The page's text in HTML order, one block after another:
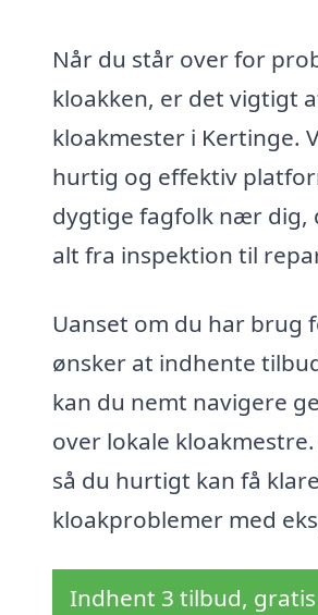
Når du står over for
kloakken, er det vigtigt
kloakmester i Kertinge.
hurtig og effektiv
dygtige fagfolk nær dig,
alt fra inspektion til
Uanset om du har brug
ønsker at indhente
kan du nemt navigere
over lokale
så du hurtigt kan få
kloakproblemer med
Indhent 3 tilbud,